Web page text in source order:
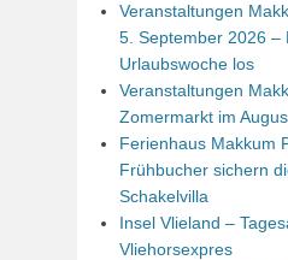
Veranstaltungen
5. September 2026 –
Urlaubswoche los
Veranstaltungen
Zomermarkt im
Ferienhaus Makkum
Frühbucher sichern
Schakelvilla
Insel Vlieland –
Vliehorsexpres